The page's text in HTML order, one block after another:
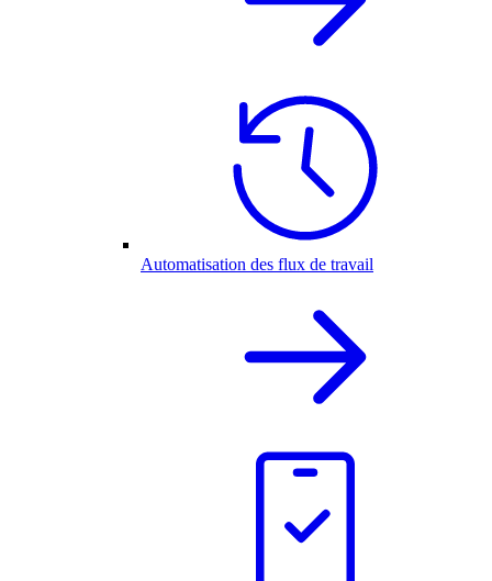
Automatisation des flux de travail